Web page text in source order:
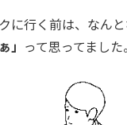
に行く前は、なんと
」 って思ってました。